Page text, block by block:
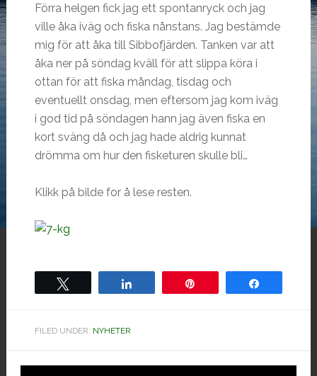
Förra helgen fick jag ett spontanryck och jag
ville åka iväg och fiska nånstans. Jag bestämde
mig för att åka till Sibbofjärden. Tanken var att
åka ner på söndag kväll för att slippa köra i
ottan för att fiska måndag, tisdag och
eventuellt onsdag, men eftersom jag kom iväg
i god tid på söndagen hann jag även fiska en
kort sväng då och jag hade aldrig kunnat
drömma om hur den fisketuren skulle bli…
Klikk på bilde for å lese resten.
FILED UNDER: NYHETER
Hoved